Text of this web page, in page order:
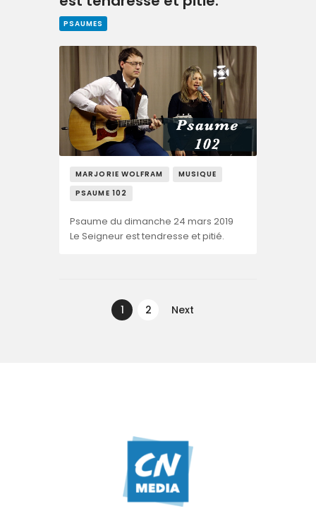
PSAUMES
MARJORIE WOLFRAM
MUSIQUE
PSAUME 102
Psaume du dimanche 24 mars 2019
Le Seigneur est tendresse et pitié.
PAGE
1 PAGE
2 Next